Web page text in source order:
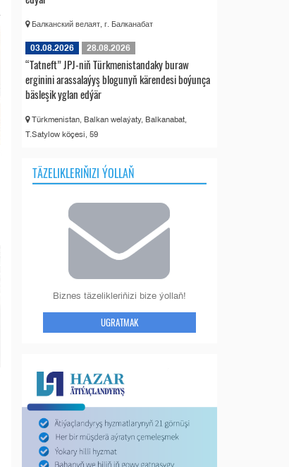
Балканский велаят, г. Балканабат
03.08.2026 28.08.2026
“Tatneft” JPJ-niň Türkmenistandaky buraw
erginini arassalaýyş blogunyň kärendesi boýunça
bäsleşik yglan edýär
Türkmenistan, Balkan welaýaty, Balkanabat,
T.Satylow köçesi, 59
TÄZELIKLERIŇIZI ÝOLLAŇ
Biznes täzelikleriňizi bize ýollaň!
UGRATMAK